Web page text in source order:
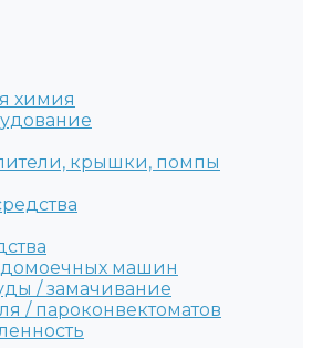
химия
крышки, помпы
машин
/ замачивание
/ пароконвектоматов